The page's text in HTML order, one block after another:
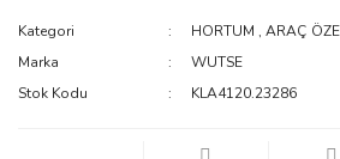
Kategori HORTUM ,ARAÇ
Marka
WUTSE
Stok Kodu
KLA4120.23286